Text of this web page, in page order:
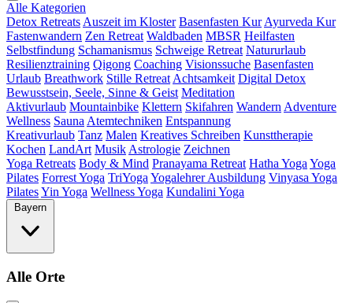
Alle Kategorien
Detox Retreats Auszeit im Kloster Basenfasten Kur Ayurveda Kur
Fastenwandern Zen Retreat Waldbaden MBSR Heilfasten
Selbstfindung Schamanismus Schweige Retreat Natururlaub
Resilienztraining Qigong Coaching Visionssuche Basenfasten
Urlaub Breathwork Stille Retreat Achtsamkeit Digital Detox
Bewusstsein, Seele, Sinne & Geist Meditation
Aktivurlaub Mountainbike Klettern Skifahren Wandern Adventure
Wellness Sauna Atemtechniken Entspannung
Kreativurlaub Tanz Malen Kreatives Schreiben Kunsttherapie
Kochen LandArt Musik Astrologie Zeichnen
Yoga Retreats Body & Mind Pranayama Retreat Hatha Yoga Yoga
Pilates Forrest Yoga TriYoga Yogalehrer Ausbildung Vinyasa Yoga
PilatesYin Yoga Wellness Yoga Kundalini Yoga
Bayern
Alle Orte